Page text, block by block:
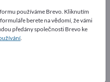
Exportpages!
– Obchodní kontakty
a své
používáme Brevo. Kliknutím
berete na vědomí, že vámi
předány společnosti Brevo ke
.